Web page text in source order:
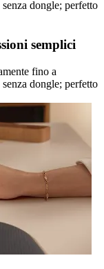
dongle; perfetto
semplici
fino a
dongle; perfetto